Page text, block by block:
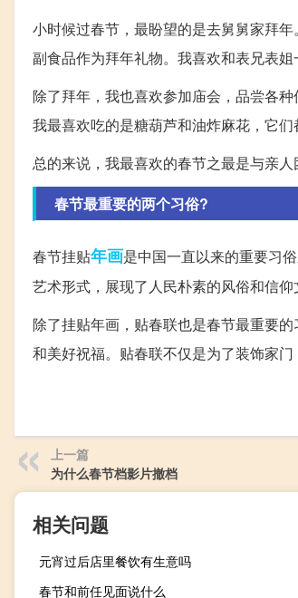
小时候过春节，最盼望的是去舅舅家拜
副食品作为拜年礼物。我喜欢和表兄表
除了拜年，我也喜欢参加庙会，品尝各
我最喜欢吃的是糖葫芦和油炸麻花，它
总的来说，我最喜欢的春节之最是与亲
春节最重要的两个习俗?
春节挂贴年画是中国一直以来的重要习
艺术形式，展现了人民朴素的风俗和信
除了挂贴年画，贴春联也是春节最重要
和美好祝福。贴春联不仅是为了装饰家
上一篇
为什么春节档影片撤档
相关问题
元宵过后店里餐饮有生意吗
春节和前任见面说什么